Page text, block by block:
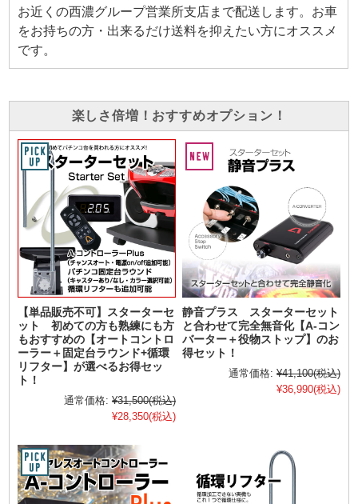
お近くの西濃グループ営業所支店まで配送します。お車
をお持ちの方・出来るだけ送料を抑えたい方にオススメ
です。
楽しさ倍増！おすすめオプション！
【単品販売不可】スターターセ
ット 初めての方も熟練にも方
もおすすめの【オートコントロ
ーラー＋固定台ラウンド+循環
リフター】が選べるお得セッ
ト！
通常価格: ¥31,500(税込)
¥28,350(税込)
静音プラス スターターセット
と合わせて完全無音化【A-コン
バーター＋役物ストップ】のお
得セット！
通常価格: ¥41,100(税込)
¥36,990(税込)